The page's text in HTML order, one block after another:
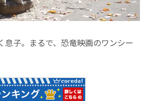
息子。まるで、恐竜映画のワンシー